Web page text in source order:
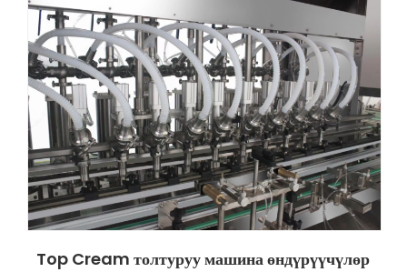
Top Cream толтуруу машина өндүрүүчүлөр